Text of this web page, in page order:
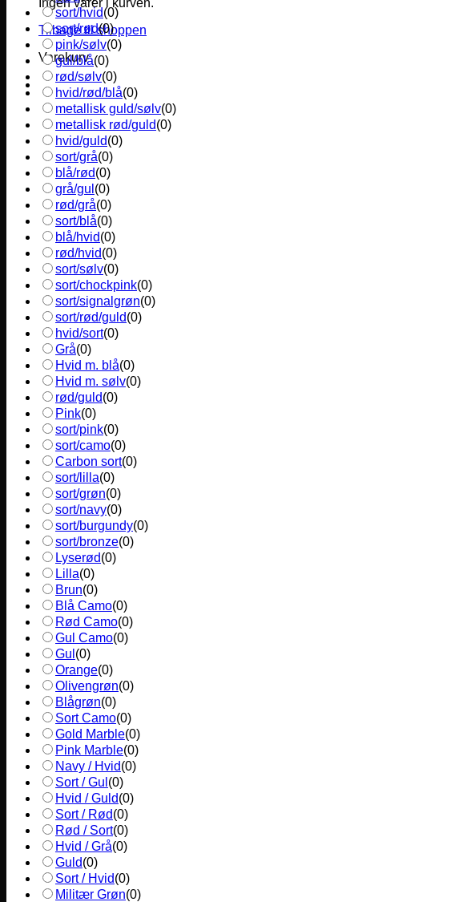
Ingen varer i kurven.
Tilbage til shoppen
Varekurv
sort/hvid(0)
sort/rød(0)
pink/sølv(0)
gul/blå(0)
rød/sølv(0)
hvid/rød/blå(0)
metallisk guld/sølv(0)
metallisk rød/guld(0)
hvid/guld(0)
sort/grå(0)
blå/rød(0)
grå/gul (0)
rød/grå(0)
sort/blå(0)
blå/hvid(0)
rød/hvid(0)
sort/sølv(0)
sort/chockpink(0)
sort/signalgrøn(0)
sort/rød/guld(0)
hvid/sort(0)
Grå(0)
Hvid m. blå(0)
Hvid m. sølv(0)
rød/guld(0)
Pink(0)
sort/pink(0)
sort/camo(0)
Carbon sort(0)
sort/lilla(0)
sort/grøn(0)
sort/navy(0)
sort/burgundy(0)
sort/bronze(0)
Lyserød(0)
Lilla(0)
Brun(0)
Blå Camo(0)
Rød Camo(0)
Gul Camo(0)
Gul (0)
Orange(0)
Olivengrøn(0)
Blågrøn(0)
Sort Camo(0)
Gold Marble(0)
Pink Marble(0)
Navy / Hvid(0)
Sort / Gul (0)
Hvid / Guld(0)
Sort / Rød(0)
Rød / Sort(0)
Hvid / Grå(0)
Guld(0)
Sort / Hvid(0)
Militær Grøn(0)